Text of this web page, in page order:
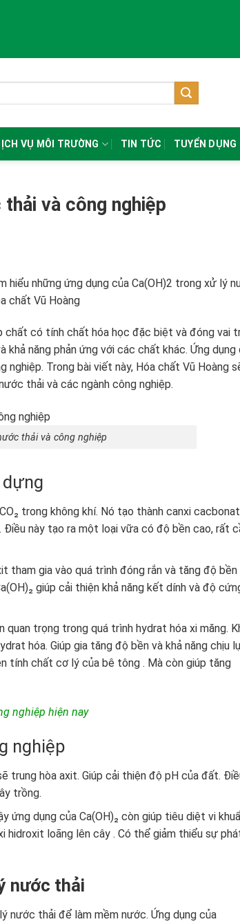
VỤ MÔI TRƯỜNG TIN TỨC TUYỂN DỤNG
và công nghiệp
hiểu những ứng dụng của Ca(OH)2 trong xử lý
chất Vũ Hoàng
chất có tính chất hóa học đặc biệt và đóng vai
năng phản ứng với các chất khác. Ứng dụng
nghiệp. Trong bài viết này, Hóa chất Vũ Hoàng
thải và các ngành công nghiệp.
thải và công nghiệp
dựng
trong không khí. Nó tạo thành canxi cacbonat
Điều này tạo ra một loại vữa có độ bền cao, rất
tham gia vào quá trình đóng rắn và tăng độ bền
giúp cải thiện khả năng kết dính và độ
quan trọng trong quá trình hydrat hóa xi măng.
hóa. Giúp gia tăng độ bền và khả năng chịu
tính chất cơ lý của bê tông . Mà còn giúp tăng
nghiệp hiện nay
nghiệp
trung hòa axit. Giúp cải thiện độ pH của đất.
trồng.
ứng dụng của Ca(OH)₂ còn giúp tiêu diệt vi
hidroxit loãng lên cây . Có thể giảm thiểu sự
nước thải
nước thải để làm mềm nước. Ứng dụng của